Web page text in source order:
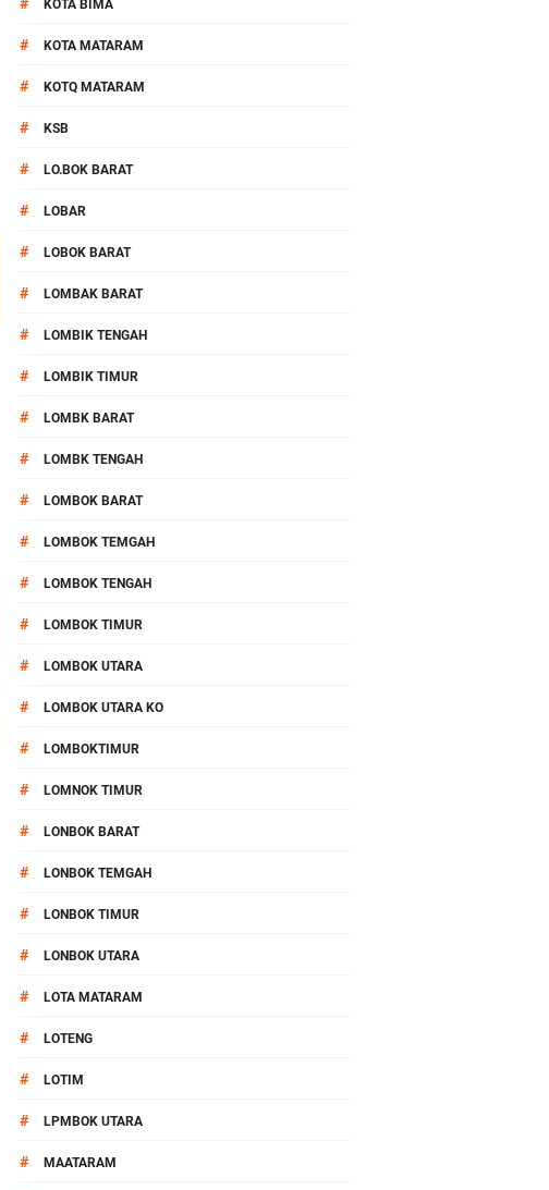
KOTA BIMA
# KOTA MATARAM
# KOTQ MATARAM
# KSB
# LO.BOK BARAT
# LOBAR
# LOBOK BARAT
# LOMBAK BARAT
# LOMBIK TENGAH
# LOMBIK TIMUR
# LOMBK BARAT
# LOMBK TENGAH
# LOMBOK BARAT
# LOMBOK TEMGAH
# LOMBOK TENGAH
# LOMBOK TIMUR
# LOMBOK UTARA
# LOMBOK UTARA KO
# LOMBOKTIMUR
# LOMNOK TIMUR
# LONBOK BARAT
# LONBOK TEMGAH
# LONBOK TIMUR
# LONBOK UTARA
# LOTA MATARAM
# LOTENG
# LOTIM
# LPMBOK UTARA
# MAATARAM